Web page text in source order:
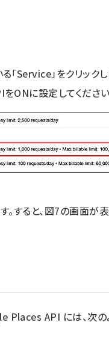
Service」をクリックし
ONに設定してください
。すると、図7の画面
Places API には、次の